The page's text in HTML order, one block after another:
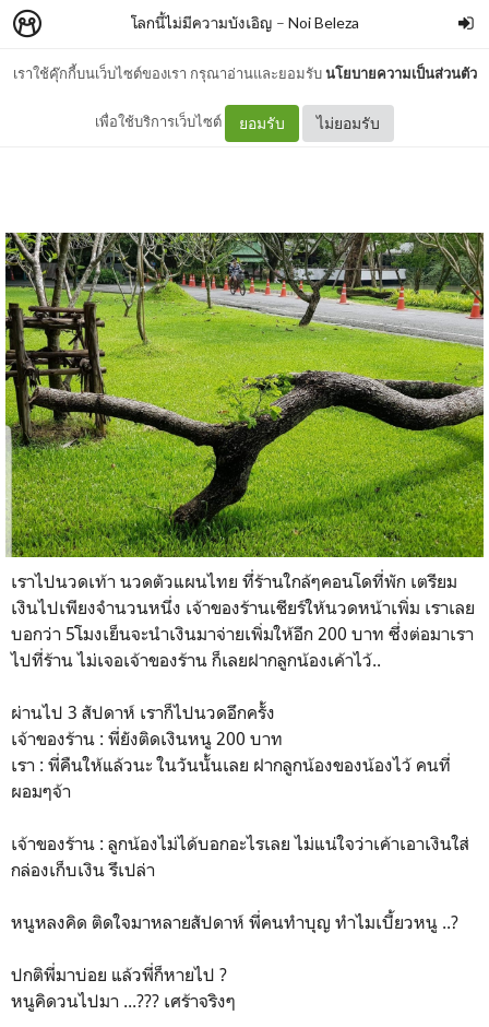
เราใช้คุ๊กกี้บนเว็บไซต์ของเรา กรุณาอ่านและยอมรับนโยบายความเป็นส่วนตัว
เพื่อใช้บริการเว็บไซต์ ยอมรับ ไม่ยอมรับ
โลกนี้ไม่มีความบังเอิญ – Noi Beleza
พี่หายไปไหน หนูรออยู่นะ
เราไปนวดเท้า นวดตัวแผนไทย ทึ่ร้านใกล้ๆคอนโดที่พัก เตรียม
เงินไปเพียงจำนวนหนึ่ง เจ้าของร้านเชียร์ให้นวดหน้าเพิ่ม เราเลย
บอกว่า 5โมงเย็นจะนำเงินมาจ่ายเพิ่มให้อีก 200 บาท ซึ่งต่อมาเรา
ไปที่ร้าน ไม่เจอเจ้าของร้าน ก็เลยฝากลูกน้องเค้าไว้..
ผ่านไป 3 สัปดาห์ เราก็ไปนวดอึกครั้ง
เจ้าของร้าน : พี่ยังติดเงินหนู 200 บาท
เรา : พี่คืนให้แล้วนะ ในวันนั้นเลย ฝากลูกน้องของน้องไว้ คนที่
ผอมๆจ้า
เจ้าของร้าน : ลูกน้องไม่ได้บอกอะไรเลย ไม่แน่ใจว่าเค้าเอาเงินใส่
กล่องเก็บเงิน รึเปล่า
หนูหลงคิด ติดใจมาหลายสัปดาห์ พี่คนทำบุญ ทำไมเบี้ยวหนู ..?
ปกติพี่มาบ่อย แล้วพี่ก็หายไป ?
หนูคิดวนไปมา ...??? เศร้าจริงๆ